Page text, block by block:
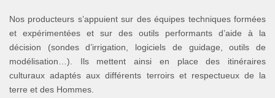
Nos producteurs s’appuient sur des équipes techniques formées
et expérimentées et sur des outils performants d’aide à la
décision (sondes d’irrigation, logiciels de guidage, outils de
modélisation…). Ils mettent ainsi en place des itinéraires
culturaux adaptés aux différents terroirs et respectueux de la
terre et des Hommes.